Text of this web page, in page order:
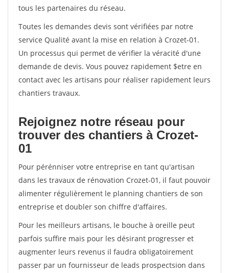
tous les partenaires du réseau.
Toutes les demandes devis sont vérifiées par notre
service Qualité avant la mise en relation à Crozet-01.
Un processus qui permet de vérifier la véracité d'une
demande de devis. Vous pouvez rapidement $etre en
contact avec les artisans pour réaliser rapidement leurs
chantiers travaux.
Rejoignez notre réseau pour
trouver des chantiers à Crozet-
01
Pour pérénniser votre entreprise en tant qu'artisan
dans les travaux de rénovation Crozet-01, il faut pouvoir
alimenter régulièrement le planning chantiers de son
entreprise et doubler son chiffre d'affaires.
Pour les meilleurs artisans, le bouche à oreille peut
parfois suffire mais pour les désirant progresser et
augmenter leurs revenus il faudra obligatoirement
passer par un fournisseur de leads prospectsion dans